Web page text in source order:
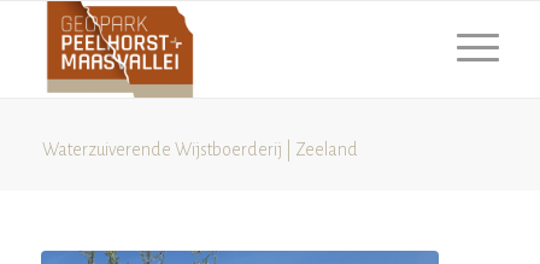
Waterzuiverende Wijstboerderij | Zeeland